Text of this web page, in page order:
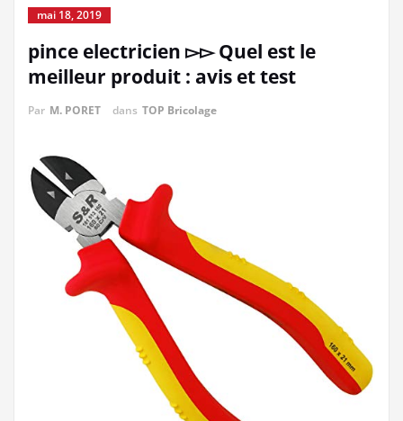
mai 18, 2019
pince electricien ▻▻ Quel est le
meilleur produit : avis et test
Par M. PORET dans TOP Bricolage